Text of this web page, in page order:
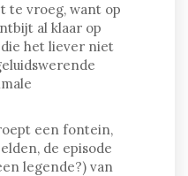
te vroeg, want op
al klaar op
het liever niet
een fontein,
de episode
legende?) van